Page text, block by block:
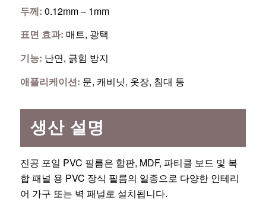
두께: 0.12mm – 1mm
표면 효과: 매트, 광택
기능: 난연, 긁힘 방지
애플리케이션: 문, 캐비닛, 옷장, 침대 등
생산 설명
진공 포일 PVC 필름은 합판, MDF, 파티클 보드 및 복
합 패널 용 PVC 장식 필름의 일종으로 다양한 인테리
어 가구 또는 벽 패널로 설치됩니다.